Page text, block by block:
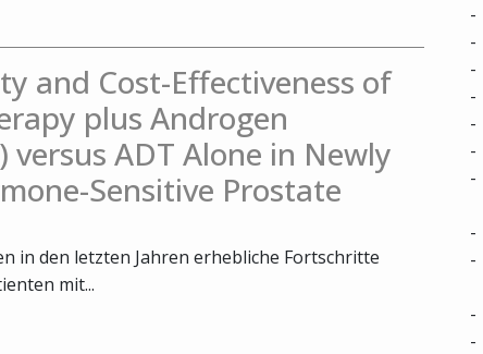
and Cost-Effectiveness of
plus Androgen
ADT Alone in Newly
Sensitive Prostate
in den letzten Jahren erhebliche Fortschritte
mit...